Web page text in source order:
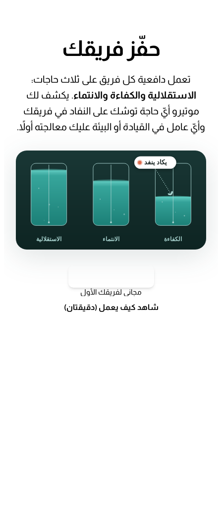
حفّز فريقك
تعمل دافعية كل فريق على ثلاث حاجات:
الاستقلالية والكفاءة والانتماء. يكشف لك
موتيرو أيّ حاجة توشك على النفاد في فريقك
وأيّ عامل في القيادة أو البيئة عليك معالجته أولاً.
الاستقلالية الانتماء الكفاءة
يكاد ينفد
مجاني لفريقك الأول
شاهد كيف يعمل (دقيقتان)